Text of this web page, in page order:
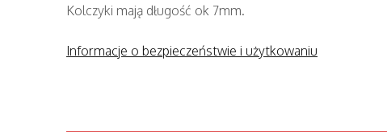
Kolczyki mają długość ok 7mm.
Informacje o bezpieczeństwie i użytkowaniu